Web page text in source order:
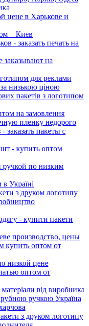
цене в Харькове и
– Киев
- заказать печать на
заказывают на
для реклами
низькою ціною
пакетів з логотипом
на замовлення
пленку недорого
заказать пакеты с
- купить оптом
по низким
Україні
з друком логотипу
- купити пакети
производство, цены
купить оптом от
низкой цене
оптом от
від виробника
ручкою Україна
з друком логотипу